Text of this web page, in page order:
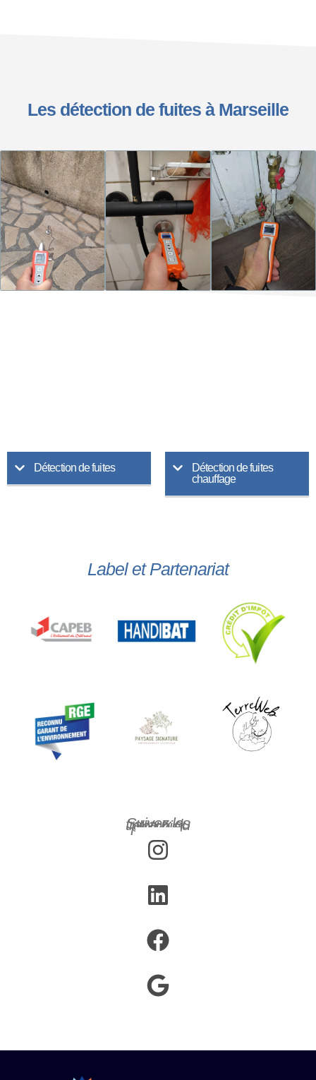
Les détection de fuites à Marseille
Détection de fuites
Détection de fuites
chauffage
Label et Partenariat
Suivez les travaux du plombier